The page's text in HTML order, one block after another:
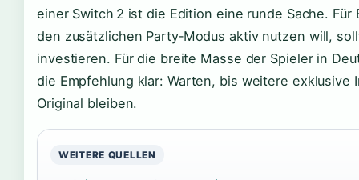
einer Switch 2 ist die Edition eine runde Sache.
den zusätzlichen Party‑Modus aktiv nutzen will,
investieren. Für die breite Masse der Spieler in
die Empfehlung klar: Warten, bis weitere exklusive
Original bleiben.
WEITERE QUELLEN